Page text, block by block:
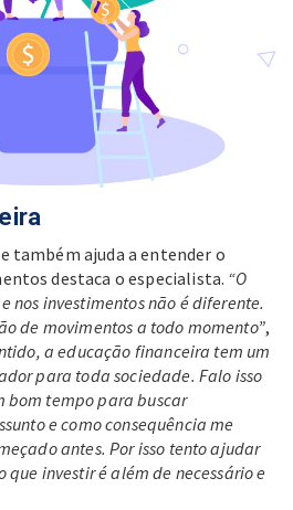
também ajuda a entender o
destaca o especialista. “O
nos investimentos não é diferente.
de movimentos a todo momento”,
a educação financeira tem um
para toda sociedade. Falo isso
bom tempo para buscar
e como consequência me
antes. Por isso tento ajudar
que investir é além de necessário e